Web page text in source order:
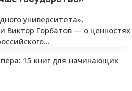
университета»,
Виктор Горбатов — о ценностях